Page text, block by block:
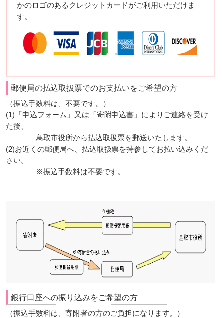
かのロゴのあるクレジットカードがご利用いただけま
す。
郵便局の払込取扱票でのお支払いをご希望の方
（振込手数料は、不要です。）
(1)「申込フォーム」又は「寄附申込書」によりご連絡を受け
た後、
鳥取市役所から払込取扱票を郵送いたします。
(2)お近くの郵便局へ、払込取扱票を持参してお払い込みくだ
さい。
※振込手数料は不要です。
銀行口座への振り込みをご希望の方
（振込手数料は、寄附者の方のご負担になります。）